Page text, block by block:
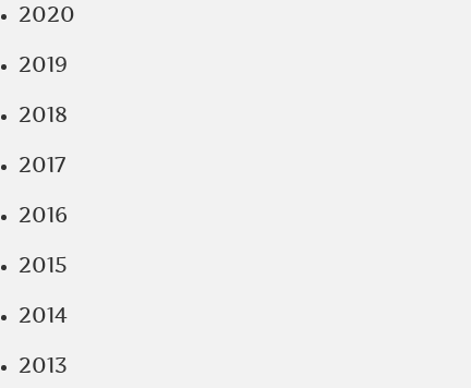
2020
2019
2018
2017
2016
2015
2014
2013